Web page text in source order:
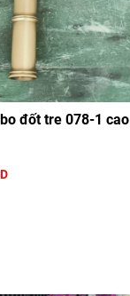
đốt tre 078-1 cao